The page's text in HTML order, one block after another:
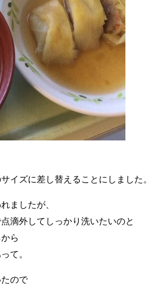
イズに差し替えることにしました。
ましたが、
滴外してしっかり洗いたいのと
ら
て。
ので